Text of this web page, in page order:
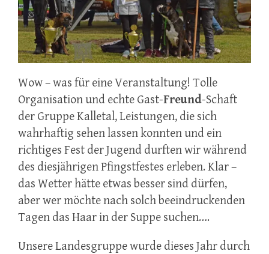
Wow – was für eine Veranstaltung! Tolle
Organisation und echte Gast-Freund-Schaft
der Gruppe Kalletal, Leistungen, die sich
wahrhaftig sehen lassen konnten und ein
richtiges Fest der Jugend durften wir während
des diesjährigen Pfingstfestes erleben. Klar –
das Wetter hätte etwas besser sind dürfen,
aber wer möchte nach solch beeindruckenden
Tagen das Haar in der Suppe suchen….
Unsere Landesgruppe wurde dieses Jahr durch